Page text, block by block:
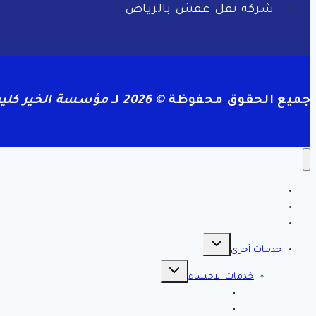
شركة نقل عفش بالرياض
جميع الحقوق محفوظة© 2026 لـمؤسسة الخير
خدمات أخري
تبديل
خدمات الاحساء
تبديل